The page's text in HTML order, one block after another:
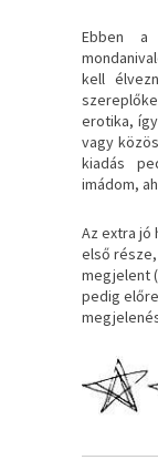
Ebben
kell
erotika,
vagy
kiadás
imádom,
Az extra jó
első
megjelent
pedig